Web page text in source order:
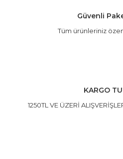
Güvenli
Tüm ürünleriniz
KARGO
1250TL VE ÜZERİ